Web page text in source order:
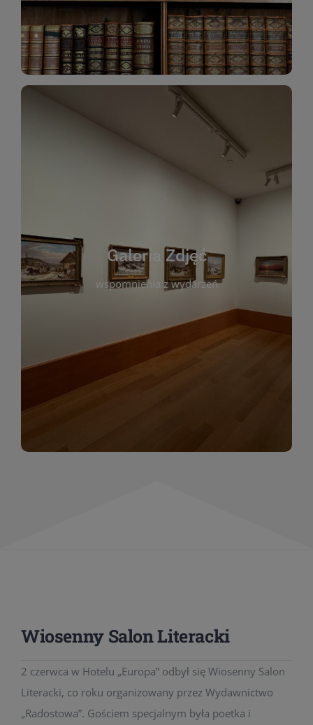
Katalog Zbiorów
Galeria Zdjęć
wspomnienia z wydarzeń
Galeria Zdjęć
wspomnienia z wydarzeń, spotkań i projektów
którym można zobaczyć, jak żyje nasza biblioteka
i jej społeczność. Zdjęcia dokumentują zarówno
uroczyste chwile, jak i codzienne aktywności
czytelników. Regularnie dodajemy nowe galerie,
by każdy mógł powrócić do wyjątkowych
momentów. Zapraszamy do obejrzenia,
wspominania i inspirowania się!
Wiosenny Salon Literacki
2 czerwca w Hotelu „Europa” odbył się Wiosenny Salon
Literacki, co roku organizowany przez Wydawnictwo
„Radostowa”. Gościem specjalnym była poetka i